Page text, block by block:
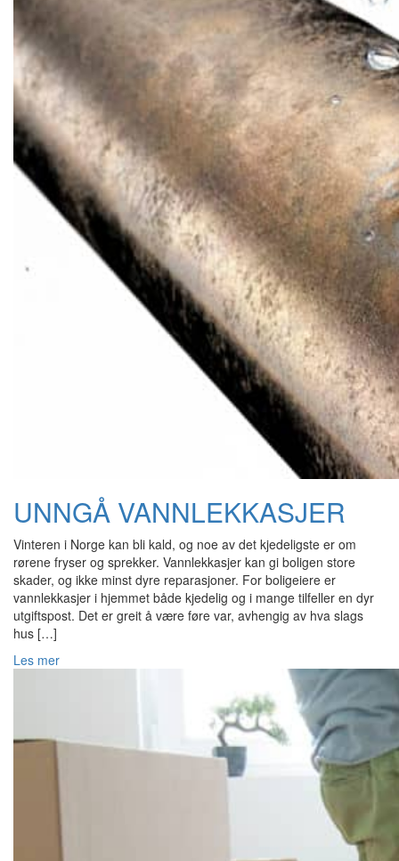
UNNGÅ VANNLEKKASJER
Vinteren i Norge kan bli kald, og noe av det kjedeligste er om
rørene fryser og sprekker. Vannlekkasjer kan gi boligen store
skader, og ikke minst dyre reparasjoner. For boligeiere er
vannlekkasjer i hjemmet både kjedelig og i mange tilfeller en dyr
utgiftspost. Det er greit å være føre var, avhengig av hva slags
hus […]
Les mer